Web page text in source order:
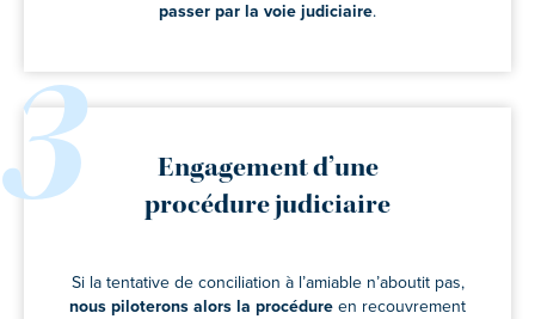
passer par la voie judiciaire.
3
Engagement d’une
procédure judiciaire
Si la tentative de conciliation à l’amiable n’aboutit pas,
nous piloterons alors la procédure en recouvrement